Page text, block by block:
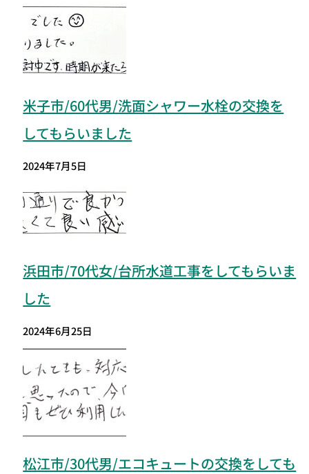
米子市/60代男/洗面シャワー水栓の交換を
してもらいました
2024年7月5日
浜田市/70代女/台所水道工事をしてもらいま
した
2024年6月25日
松江市/30代男/エコキュートの交換をしても